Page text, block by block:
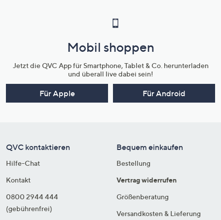
Mobil shoppen
Jetzt die QVC App für Smartphone, Tablet & Co. herunterladen
und überall live dabei sein!
Für Apple Für Android
QVC kontaktieren
Hilfe-Chat
Kontakt
0800 2944 444
(gebührenfrei)
Bequem einkaufen
Bestellung
Vertrag widerrufen
Größenberatung
Versandkosten & Lieferung